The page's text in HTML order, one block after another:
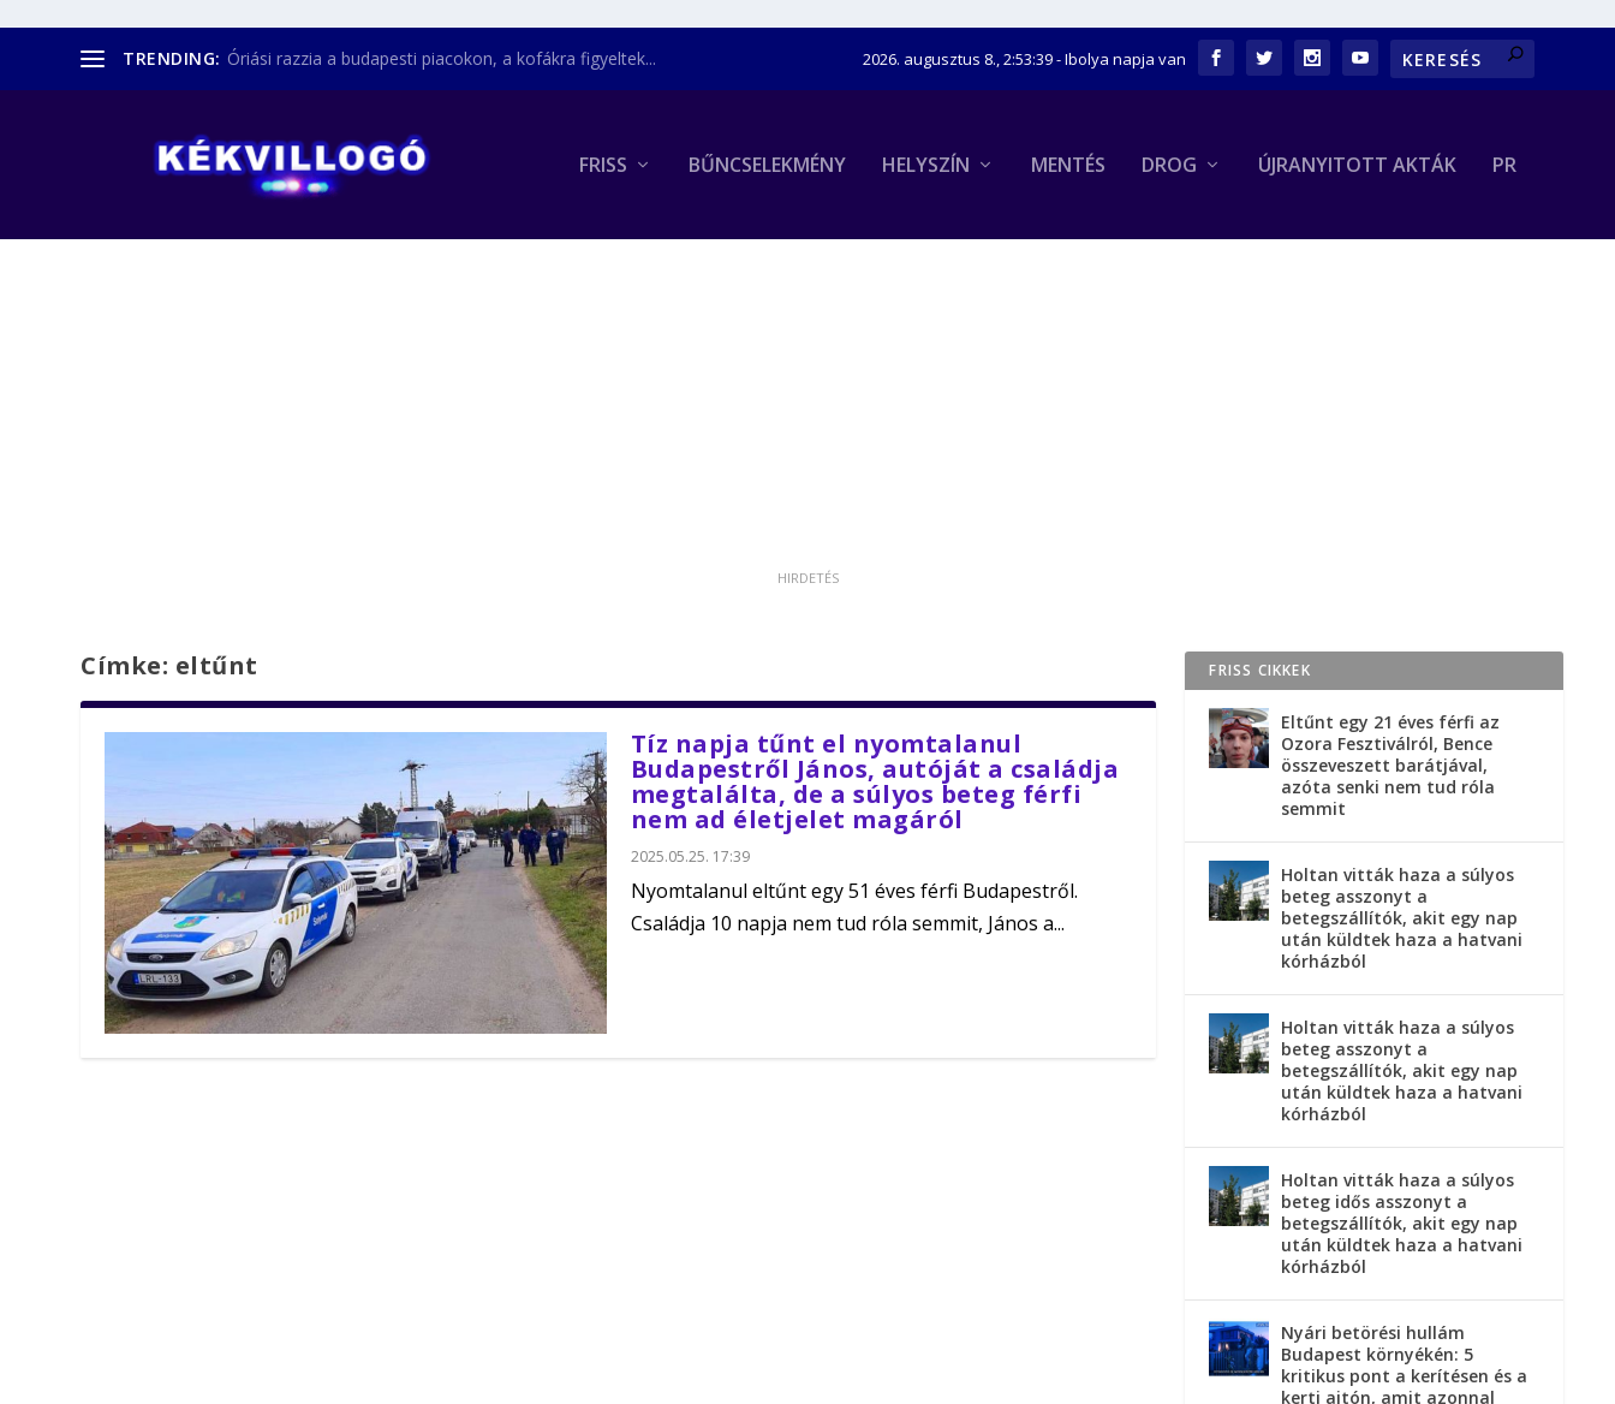
TRENDING: Óriási razzia a budapesti piacokon, a kofákra figyeltek... 2026. augusztus 8., 2:53:40- Ibolya napja van
FRISS BŰNCSELEKMÉNY HELYSZÍN MENTÉS DROG ÚJRANYITOTT AKTÁK PR
Címke: eltűnt
Tíz napja tűnt el nyomtalanul
Budapestről János, autóját a családja
megtalálta, de a súlyos beteg férfi
nem ad életjelet magáról
2025.05.25. 17:39
Nyomtalanul eltűnt egy 51 éves férfi Budapestről.
Családja 10 napja nem tud róla semmit, János a...
FRISS CIKKEK
Eltűnt egy 21 éves férfi az
Ozora Fesztiválról, Bence
összeveszett barátjával,
azóta senki nem tud róla
semmit
Holtan vitták haza a súlyos
beteg asszonyt a
betegszállítók, akit egy nap
után küldtek haza a hatvani
kórházból
Holtan vitták haza a súlyos
beteg asszonyt a
betegszállítók, akit egy nap
után küldtek haza a hatvani
kórházból
Holtan vitták haza a súlyos
beteg idős asszonyt a
betegszállítók, akit egy nap
után küldtek haza a hatvani
kórházból
Nyári betörési hullám
Budapest környékén: 5
kritikus pont a kerítésen és a
kerti ajtón, amit azonnal